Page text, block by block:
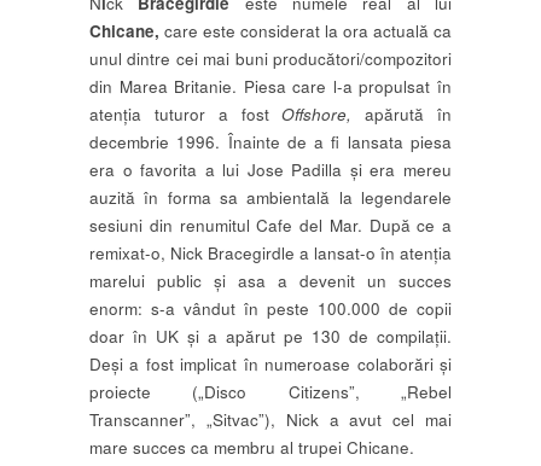
Chicane, care este considerat la ora actuală ca
unul dintre cei mai buni producători/compozitori
din Marea Britanie. Piesa care l-a propulsat în
atenția tuturor a fostOffshore,
apărută în
decembrie 1996. Înainte de a fi lansata piesa
era o favorita a lui Jose Padilla și era mereu
auzită în forma sa ambientală la legendarele
sesiuni din renumitul Cafe del Mar. După ce a
remixat-o, Nick Bracegirdle a lansat-o în atenția
marelui public și asa a devenit un succes
enorm: s-a vândut în peste 100.000 de copii
doar în UK și a apărut pe 130 de compilații.
Deși a fost implicat în numeroase colaborări și
proiecte („Disco Citizens”, „Rebel
Transcanner”, „Sitvac”), Nick a avut cel mai
mare succes ca membru al trupei Chicane.